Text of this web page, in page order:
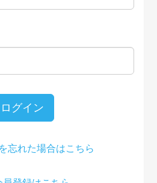
ログイン
忘れた場合はこちら